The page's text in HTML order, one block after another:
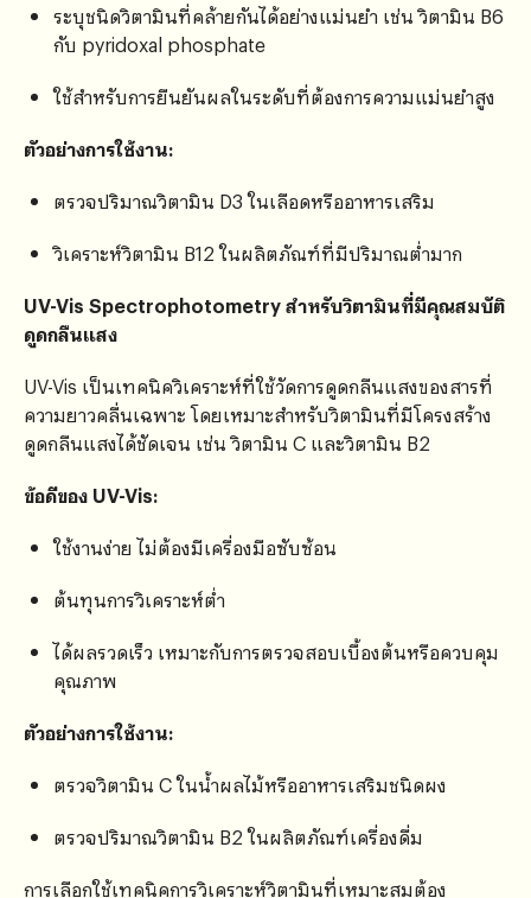
ระบุชนิดวิตามินที่คล้ายกันได้อย่างแม่นยำ เช่น วิตามิน B6
กับ pyridoxal phosphate
ใช้สำหรับการยืนยันผลในระดับที่ต้องการความแม่นยำสูง
ตัวอย่างการใช้งาน:
ตรวจปริมาณวิตามิน D3 ในเลือดหรืออาหารเสริม
วิเคราะห์วิตามิน B12 ในผลิตภัณฑ์ที่มีปริมาณต่ำมาก
UV-Vis Spectrophotometry สำหรับวิตามินที่มีคุณสมบัติ
ดูดกลืนแสง
UV-Vis เป็นเทคนิควิเคราะห์ที่ใช้วัดการดูดกลืนแสงของสารที่
ความยาวคลื่นเฉพาะ โดยเหมาะสำหรับวิตามินที่มีโครงสร้าง
ดูดกลืนแสงได้ชัดเจน เช่น วิตามิน C และวิตามิน B2
ข้อดีของ UV-Vis:
ใช้งานง่าย ไม่ต้องมีเครื่องมือซับซ้อน
ต้นทุนการวิเคราะห์ต่ำ
ได้ผลรวดเร็ว เหมาะกับการตรวจสอบเบื้องต้นหรือควบคุม
คุณภาพ
ตัวอย่างการใช้งาน:
ตรวจวิตามิน C ในน้ำผลไม้หรืออาหารเสริมชนิดผง
ตรวจปริมาณวิตามิน B2 ในผลิตภัณฑ์เครื่องดื่ม
การเลือกใช้เทคนิคการวิเคราะห์วิตามินที่เหมาะสมต้อง